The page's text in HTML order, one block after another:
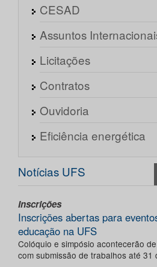
CESAD
Assuntos
Licitações
Contratos
Ouvidoria
Eficiência energética
Notícias UFS
Inscrições
Inscrições abertas para
educação na UFS
Colóquio e simpósio acontecerão
com submissão de trabalhos até 31